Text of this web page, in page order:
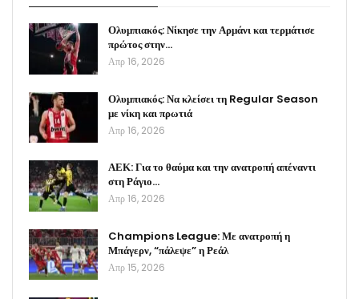
Ολυμπιακός: Νίκησε την Αρμάνι και τερμάτισε
πρώτος στην…
Απρ 16, 2026
Ολυμπιακός: Να κλείσει τη Regular Season
με νίκη και πρωτιά
Απρ 16, 2026
ΑΕΚ: Για το θαύμα και την ανατροπή απέναντι
στη Ράγιο…
Απρ 16, 2026
Champions League: Με ανατροπή η
Μπάγερν, “πάλεψε” η Ρεάλ
Απρ 15, 2026